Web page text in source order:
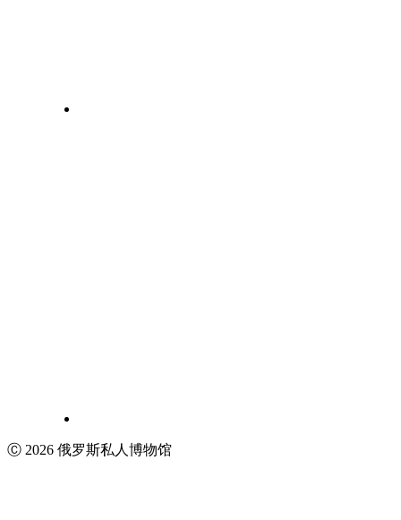
Ⓒ 2026 俄罗斯私人博物馆